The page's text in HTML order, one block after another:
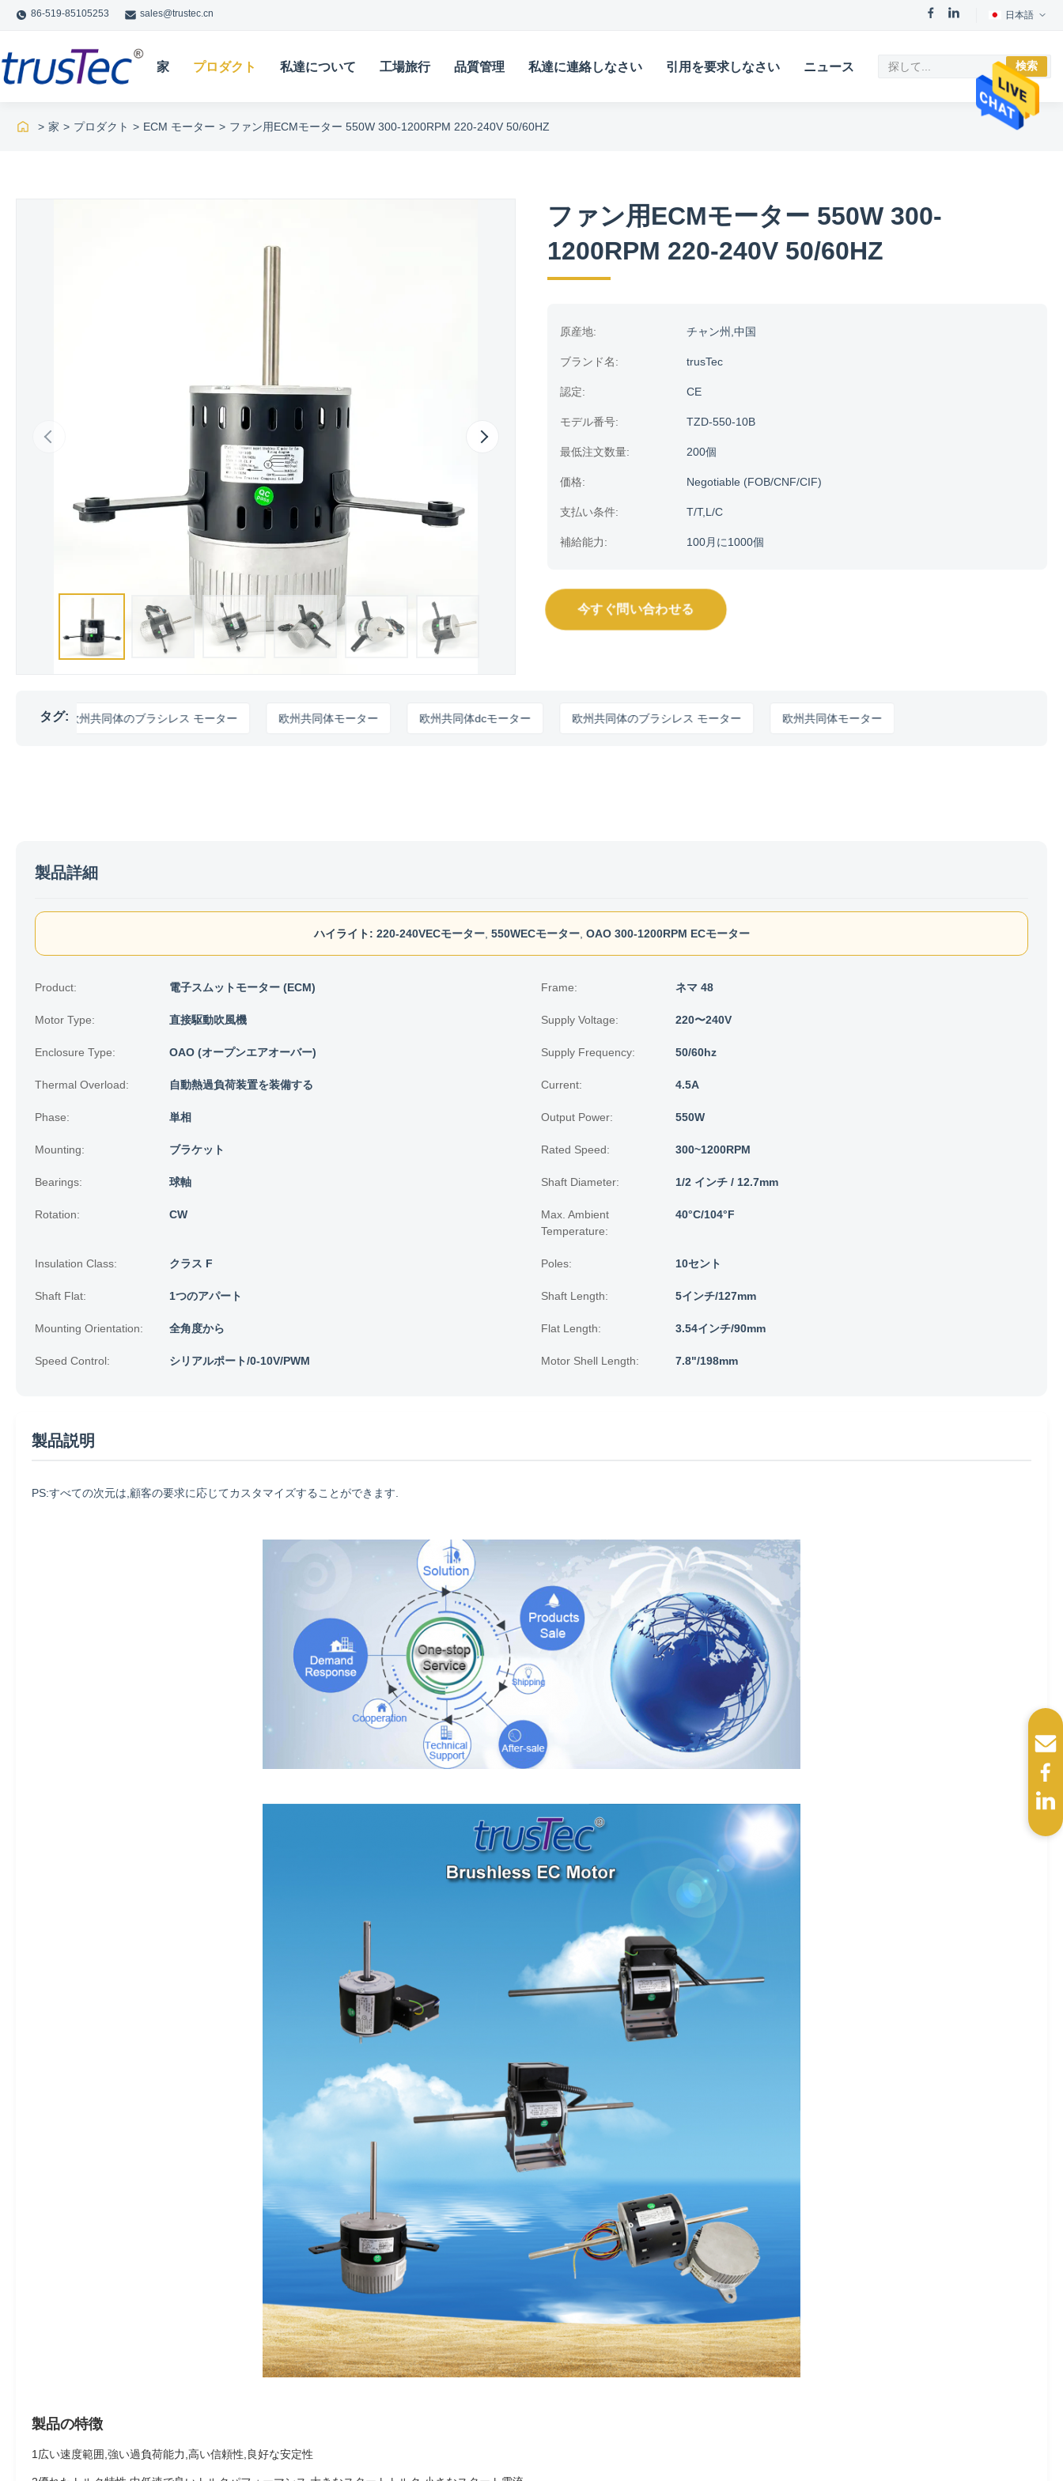
86-519-85105253 sales@trustec.cn 日本語
家 プロダクト 私達について 工場旅行 品質管理 私達に連絡しなさい 引用を要求しなさい ニュース 検索
> 家 > プロダクト > ECM モーター > ファン用ECMモーター 550W 300-1200RPM 220-240V 50/60HZ
ファン用ECMモーター 550W 300-
1200RPM 220-240V 50/60HZ
原産地: チャン州,中国
ブランド名: trusTec
認定: CE
モデル番号: TZD-550-10B
最低注文数量: 200個
価格: Negotiable (FOB/CNF/CIF)
支払い条件: T/T,L/C
補給能力: 100月に1000個
今すぐ問い合わせる
タグ:
欧州共同体のブラシレス モーター 欧州共同体モーター 欧州共同体dcモーター 欧州共同体のブラシレス モーター 欧州共同体モーター
製品詳細
ハイライト: 220-240VECモーター, 550WECモーター, OAO 300-1200RPM ECモーター
Product: 電子スムットモーター (ECM) Frame: ネマ 48
Motor Type: 直接駆動吹風機 Supply Voltage: 220〜240V
Enclosure Type: OAO (オープンエアオーバー) Supply Frequency: 50/60hz
Thermal Overload: 自動熱過負荷装置を装備する Current: 4.5A
Phase: 単相 Output Power: 550W
Mounting: ブラケット Rated Speed: 300~1200RPM
Bearings: 球軸 Shaft Diameter: 1/2 インチ / 12.7mm
Rotation: CW
Max. Ambient
Temperature:
40°C/104°F
Insulation Class: クラス F Poles: 10セント
Shaft Flat: 1つのアパート Shaft Length: 5インチ/127mm
Mounting Orientation: 全角度から Flat Length: 3.54インチ/90mm
Speed Control: シリアルポート/0-10V/PWM Motor Shell Length: 7.8"/198mm
製品説明
PS:すべての次元は,顧客の要求に応じてカスタマイズすることができます.
製品の特徴
1広い速度範囲,強い過負荷能力,高い信頼性,良好な安定性